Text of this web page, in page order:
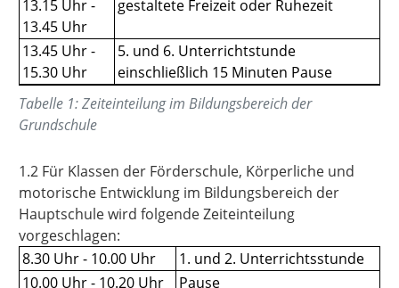
13.15 Uhr -
13.45 Uhr
gestaltete Freizeit oder Ruhezeit
13.45 Uhr -
15.30 Uhr
5. und 6. Unterrichtstunde
einschließlich 15 Minuten Pause
Tabelle 1:Zeiteinteilung im Bildungsbereich der
Grundschule
1.2 Für Klassen der Förderschule, Körperliche und
motorische Entwicklung im Bildungsbereich der
Hauptschule wird folgende Zeiteinteilung
vorgeschlagen:
8.30 Uhr - 10.00 Uhr
1. und 2. Unterrichtsstunde
10.00 Uhr - 10.20 Uhr
Pause